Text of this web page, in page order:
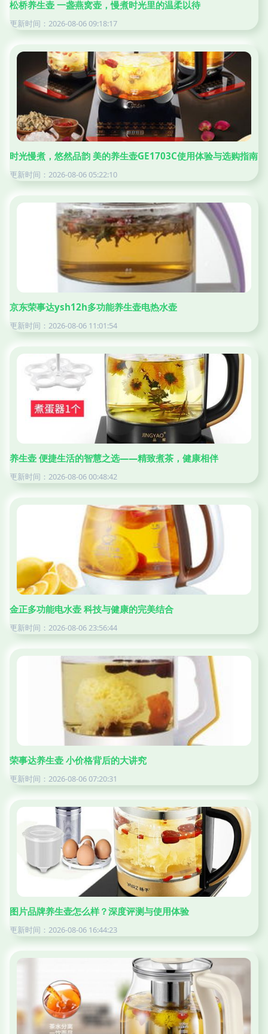
松桥养生壶 一盏燕窝壶，慢煮时光里的温柔以待
更新时间：2026-08-06 09:18:17
时光慢煮，悠然品韵 美的养生壶GE1703C使用体验与选购指南
更新时间：2026-08-06 05:22:10
京东荣事达ysh12h多功能养生壶电热水壶
更新时间：2026-08-06 11:01:54
养生壶 便捷生活的智慧之选——精致煮茶，健康相伴
更新时间：2026-08-06 00:48:42
金正多功能电水壶 科技与健康的完美结合
更新时间：2026-08-06 23:56:44
荣事达养生壶 小价格背后的大讲究
更新时间：2026-08-06 07:20:31
图片品牌养生壶怎么样？深度评测与使用体验
更新时间：2026-08-06 16:44:23